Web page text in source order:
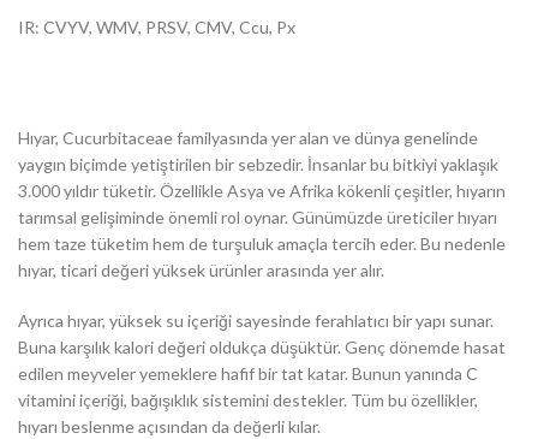
IR: CVYV, WMV, PRSV, CMV, Ccu, Px
Hıyar, Cucurbitaceae familyasında yer alan ve dünya genelinde
yaygın biçimde yetiştirilen bir sebzedir. İnsanlar bu bitkiyi yaklaşık
3.000 yıldır tüketir. Özellikle Asya ve Afrika kökenli çeşitler, hıyarın
tarımsal gelişiminde önemli rol oynar. Günümüzde üreticiler hıyarı
hem taze tüketim hem de turşuluk amaçla tercih eder. Bu nedenle
hıyar, ticari değeri yüksek ürünler arasında yer alır.
Ayrıca hıyar, yüksek su içeriği sayesinde ferahlatıcı bir yapı sunar.
Buna karşılık kalori değeri oldukça düşüktür. Genç dönemde hasat
edilen meyveler yemeklere hafif bir tat katar. Bunun yanında C
vitamini içeriği, bağışıklık sistemini destekler. Tüm bu özellikler,
hıyarı beslenme açısından da değerli kılar.